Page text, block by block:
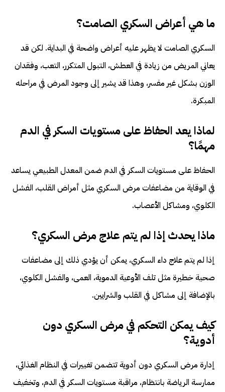
ما هي أعراض السكري الصامت؟
السكري الصامت لا يظهر عليه أعراض واضحة في البداية. لكن قد
يعاني المريض من زيادة في العطش، التبول المتكرر، التعب، وفقدان
الوزن بشكل غير مفسر، وهذا قد يشير إلى وجود المرض في مراحله
المبكرة.
لماذا يعد الحفاظ على مستويات السكر في الدم
مهمًا؟
الحفاظ على مستويات السكر في الدم ضمن المعدل الطبيعي يساعد
في الوقاية من مضاعفات مرض السكري مثل أمراض القلب، الفشل
الكلوي، ومشاكل الأعصاب.
ماذا يحدث إذا لم يتم علاج مرض السكري؟
إذا لم يتم علاج داء السكري، يمكن أن يؤدي ذلك إلى مضاعفات
صحية خطيرة مثل تلف الأوعية الدموية، العمى، والفشل الكلوي،
بالإضافة إلى مشاكل في القلب والشرايين.
كيف يمكن التحكم في مرض السكري دون
أدوية؟
إدارة مرض السكري دون أدوية تتضمن تغييرات في النظام الغذائي،
ممارسة الرياضة بانتظام، مراقبة مستويات السكر في الدم، وتخفيف